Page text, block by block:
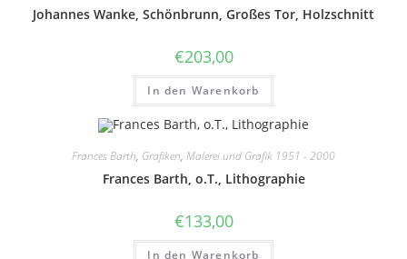
Johannes Wanke, Schönbrunn, Großes Tor, Holzschnitt
€203,00
In den Warenkorb
Frances Barth, Grafiken, Malerei und Grafik 1951 - 2000
Frances Barth, o.T., Lithographie
€133,00
In den Warenkorb